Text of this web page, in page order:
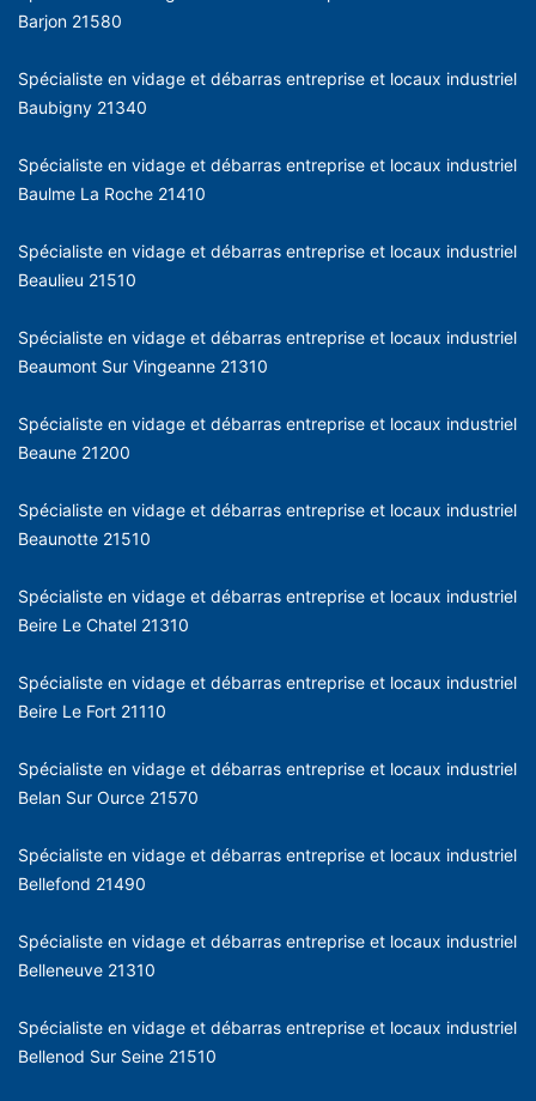
Barjon 21580
Spécialiste en vidage et débarras entreprise et locaux industriel
Baubigny 21340
Spécialiste en vidage et débarras entreprise et locaux industriel
Baulme La Roche 21410
Spécialiste en vidage et débarras entreprise et locaux industriel
Beaulieu 21510
Spécialiste en vidage et débarras entreprise et locaux industriel
Beaumont Sur Vingeanne 21310
Spécialiste en vidage et débarras entreprise et locaux industriel
Beaune 21200
Spécialiste en vidage et débarras entreprise et locaux industriel
Beaunotte 21510
Spécialiste en vidage et débarras entreprise et locaux industriel
Beire Le Chatel 21310
Spécialiste en vidage et débarras entreprise et locaux industriel
Beire Le Fort 21110
Spécialiste en vidage et débarras entreprise et locaux industriel
Belan Sur Ource 21570
Spécialiste en vidage et débarras entreprise et locaux industriel
Bellefond 21490
Spécialiste en vidage et débarras entreprise et locaux industriel
Belleneuve 21310
Spécialiste en vidage et débarras entreprise et locaux industriel
Bellenod Sur Seine 21510